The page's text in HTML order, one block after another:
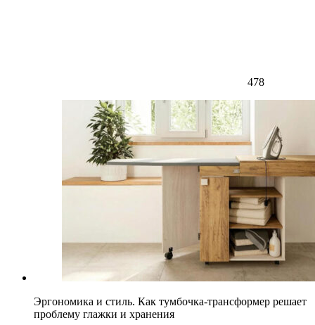
478
Эргономика и стиль. Как тумбочка-трансформер решает
проблему глажки и хранения